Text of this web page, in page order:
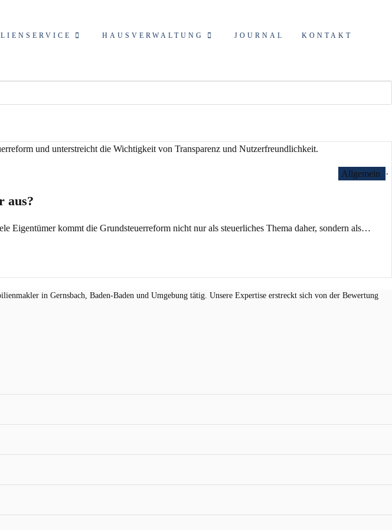
HAUSVERWALTUNG JOURNAL KONTAKT
Allgemein ·
aus?
Eigentümer kommt die Grundsteuerreform nicht nur als steuerliches Thema daher, sondern als…
in Gernsbach, Baden-Baden und Umgebung tätig. Unsere Expertise erstreckt sich von der Bewertung